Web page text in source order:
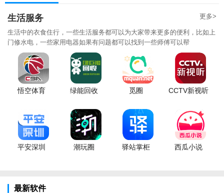
生活服务 更多>
生活中的衣食住行，一些生活服务都可以为大家带来更多的便利，比如上
门修水电，一些家用电器如果有问题都可以找到一些师傅可以帮
悟空体育 绿能回收 觅圈 CCTV新视听
平安深圳 潮玩圈 驿站掌柜 西瓜小说
最新软件